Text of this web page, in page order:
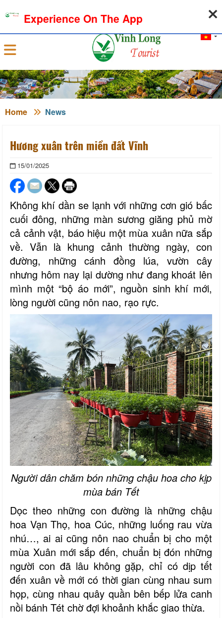
Sign in
Home News
Hương xuân trên miền đất Vĩnh
15/01/2025
Không khí dần se lạnh với những cơn gió bấc
cuối đông, những màn sương giăng phủ mờ
cả cảnh vật, báo hiệu một mùa xuân nữa sắp
về. Vẫn là khung cảnh thường ngày, con
đường, những cánh đồng lúa, vườn cây
nhưng hôm nay lại dường như đang khoát lên
mình một “bộ áo mới”, nguồn sinh khí mới,
lòng người cũng nôn nao, rạo rực.
Người dân chăm bón những chậu hoa cho kịp
mùa bán Tết
Dọc theo những con đường là những chậu
hoa Vạn Thọ, hoa Cúc, những luống rau vừa
nhú…, ai ai cũng nôn nao chuẩn bị cho một
mùa Xuân mới sắp đến, chuẩn bị đón những
người con đã lâu không gặp, chỉ có dịp tết
đến xuân về mới có thời gian cùng nhau sum
họp, cùng nhau quây quần bên bếp lửa canh
nồi bánh Tét chờ đợi khoảnh khắc giao thừa.
Experience On The App